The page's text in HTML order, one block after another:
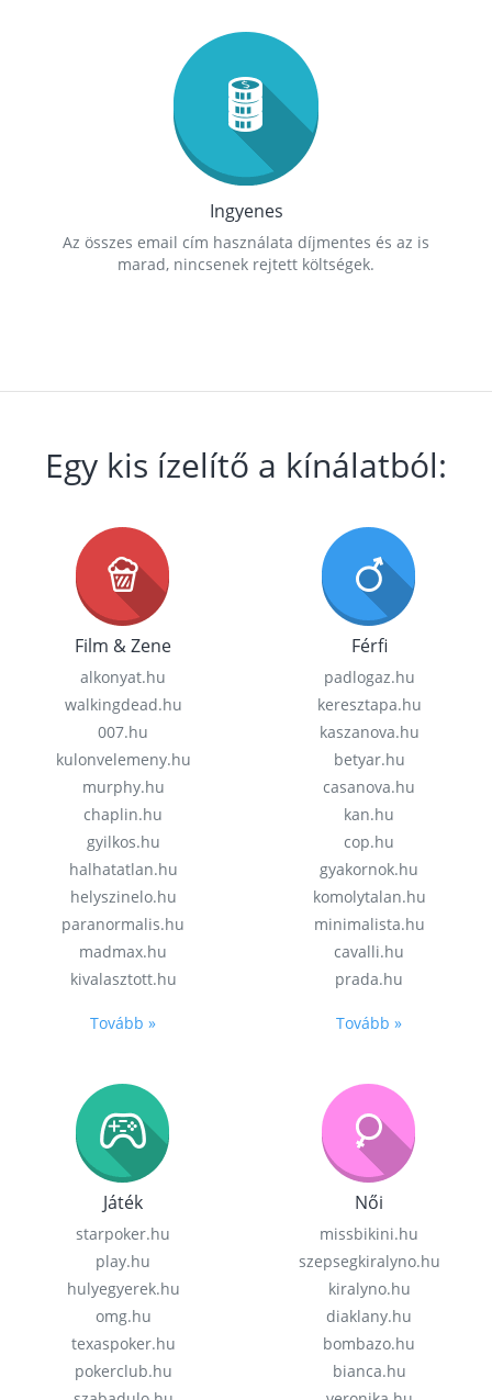
Ingyenes
Az összes email cím használata díjmentes és az is
marad, nincsenek rejtett költségek.
Egy kis ízelítő a kínálatból:
Film & Zene
alkonyat.hu
walkingdead.hu
007.hu
kulonvelemeny.hu
murphy.hu
chaplin.hu
gyilkos.hu
halhatatlan.hu
helyszinelo.hu
paranormalis.hu
madmax.hu
kivalasztott.hu
Tovább »
Férfi
padlogaz.hu
keresztapa.hu
kaszanova.hu
betyar.hu
casanova.hu
kan.hu
cop.hu
gyakornok.hu
komolytalan.hu
minimalista.hu
cavalli.hu
prada.hu
Tovább »
Játék
starpoker.hu
play.hu
hulyegyerek.hu
omg.hu
texaspoker.hu
pokerclub.hu
Női
missbikini.hu
szepsegkiralyno.hu
kiralyno.hu
diaklany.hu
bombazo.hu
bianca.hu